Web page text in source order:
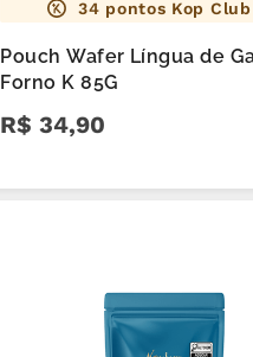
34 pontos Kop Club
Pouch Wafer Língua de
Forno K 85G
R$ 34,90